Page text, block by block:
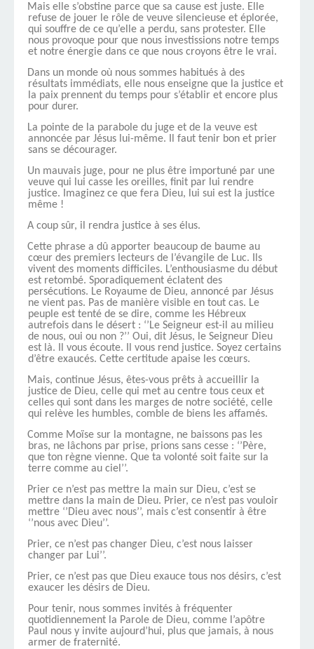
Mais elle s’obstine parce que sa cause est juste. Elle
refuse de jouer le rôle de veuve silencieuse et éplorée,
qui souffre de ce qu’elle a perdu, sans protester. Elle
nous provoque pour que nous investissions notre temps
et notre énergie dans ce que nous croyons être le vrai.
Dans un monde où nous sommes habitués à des
résultats immédiats, elle nous enseigne que la justice et
la paix prennent du temps pour s’établir et encore plus
pour durer.
La pointe de la parabole du juge et de la veuve est
annoncée par Jésus lui-même. Il faut tenir bon et prier
sans se décourager.
Un mauvais juge, pour ne plus être importuné par une
veuve qui lui casse les oreilles, finit par lui rendre
justice. Imaginez ce que fera Dieu, lui sui est la justice
même !
A coup sûr, il rendra justice à ses élus.
Cette phrase a dû apporter beaucoup de baume au
cœur des premiers lecteurs de l’évangile de Luc. Ils
vivent des moments difficiles. L’enthousiasme du début
est retombé. Sporadiquement éclatent des
persécutions. Le Royaume de Dieu, annoncé par Jésus
ne vient pas. Pas de manière visible en tout cas. Le
peuple est tenté de se dire, comme les Hébreux
autrefois dans le désert : ‘’Le Seigneur est-il au milieu
de nous, oui ou non ?’’ Oui, dit Jésus, le Seigneur Dieu
est là. Il vous écoute. Il vous rend justice. Soyez certains
d’être exaucés. Cette certitude apaise les cœurs.
Mais, continue Jésus, êtes-vous prêts à accueillir la
justice de Dieu, celle qui met au centre tous ceux et
celles qui sont dans les marges de notre société, celle
qui relève les humbles, comble de biens les affamés.
Comme Moïse sur la montagne, ne baissons pas les
bras, ne lâchons par prise, prions sans cesse : ‘’Père,
que ton règne vienne. Que ta volonté soit faite sur la
terre comme au ciel’’.
Prier ce n’est pas mettre la main sur Dieu, c’est se
mettre dans la main de Dieu. Prier, ce n’est pas vouloir
mettre ‘’Dieu avec nous’’, mais c’est consentir à être
‘’nous avec Dieu’’.
Prier, ce n’est pas changer Dieu, c’est nous laisser
changer par Lui’’.
Prier, ce n’est pas que Dieu exauce tous nos désirs, c’est
exaucer les désirs de Dieu.
Pour tenir, nous sommes invités à fréquenter
quotidiennement la Parole de Dieu, comme l’apôtre
Paul nous y invite aujourd’hui, plus que jamais, à nous
armer de fraternité.